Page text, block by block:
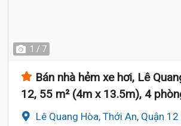
1 / 7
Bán nhà hẻm xe hơi, Lê
12, 55 m² (4m x 13.5m), 4
Lê Quang Hòa, Thới An, Quận 12